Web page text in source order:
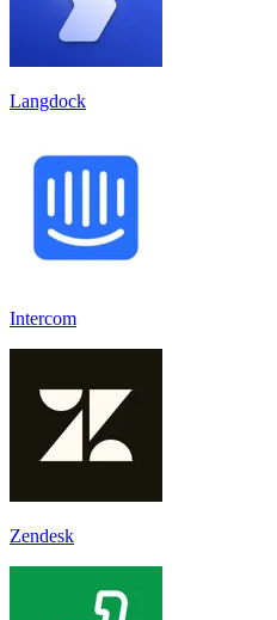
Langdock
Intercom
Zendesk